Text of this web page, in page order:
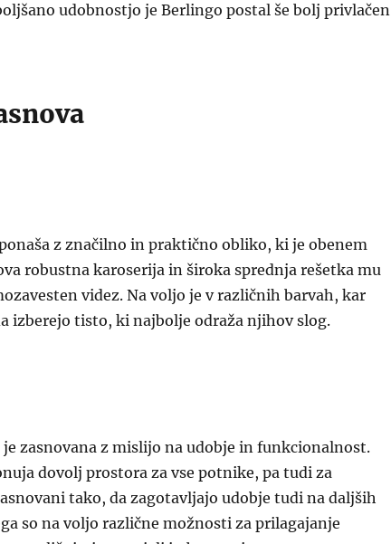
udobnostjo je Berlingo postal še bolj privlačen
z značilno in praktično obliko, ki je obenem
robustna karoserija in široka sprednja rešetka mu
videz. Na voljo je v različnih barvah, kar
izberejo tisto, ki najbolje odraža njihov slog.
zasnovana z mislijo na udobje in funkcionalnost.
dovolj prostora za vse potnike, pa tudi za
tako, da zagotavljajo udobje tudi na daljših
so na voljo različne možnosti za prilagajanje